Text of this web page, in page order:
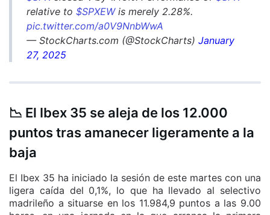
relative to $SPXEWis merely 2.28%.
pic.twitter.com/a0V9NnbWwA
— StockCharts.com (@StockCharts) January
27, 2025
📉 El Ibex 35 se aleja de los 12.000
puntos tras amanecer ligeramente a la
baja
El Ibex 35 ha iniciado la sesión de este martes con una
ligera caída del 0,1%, lo que ha llevado al selectivo
madrileño a situarse en los 11.984,9 puntos a las 9.00